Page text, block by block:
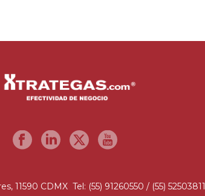
11590 CDMX Tel: (55) 91260550 / (55) 52503811